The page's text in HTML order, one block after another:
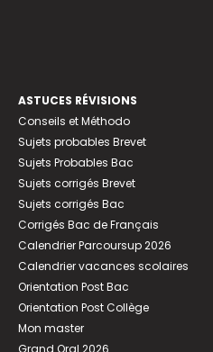
ASTUCES RÉVISIONS
Conseils et Méthodo
Sujets probables Brevet
Sujets Probables Bac
Sujets corrigés Brevet
Sujets corrigés Bac
Corrigés Bac de Français
Calendrier Parcoursup 2026
Calendrier vacances scolaires
Orientation Post Bac
Orientation Post Collège
Mon master
Grand Oral 2026